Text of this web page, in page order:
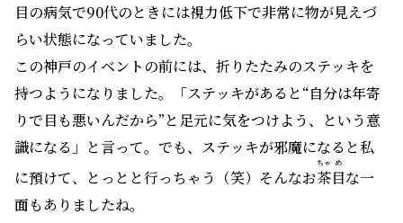
目の病気で90代のときには視力低下で非常に物が見えづ
らい状態になっていました。
この神戸のイベントの前には、折りたたみのステッキを
持つようになりました。「ステッキがあると“自分は年寄
りで目も悪いんだから”と足元に気をつけよう、という意
識になる」と言って。でも、ステッキが邪魔になると私
に預けて、とっとと行っちゃう（笑）そんなお茶
ちゃ
目
め
な一
面もありましたね。